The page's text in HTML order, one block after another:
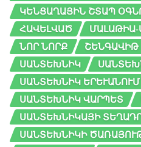
ԿԵՆՑԱՂԱՅԻՆ ՇՏԱՊ
ՀԱՎԵԼՎԱԾ
ՆՈՐ ՆՈՐՔ
ՇԵՆԳԱՎԻԹ
ՍԱՆՏԵԽՆԻԿ
ՍԱՆՏԵԽՆԻԿ ԵՐԵՒԱՆՈՒՄ
ՍԱՆՏԵԽՆԻԿ ՎԱՐՊԵՏ
ՍԱՆՏԵԽՆԻԿԱՅԻ
ՍԱՆՏԵԽՆԻԿԻ